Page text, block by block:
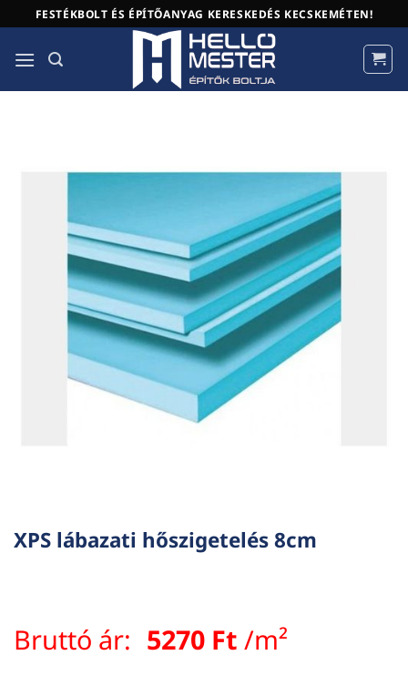
to
content
FESTÉKBOLT ÉS ÉPÍTŐANYAG KERESKEDÉS KECSKEMÉTEN!
XPS lábazati hőszigetelés 8cm
Bruttó ár: 5270 Ft /m²